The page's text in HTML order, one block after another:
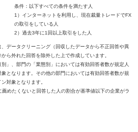
条件：以下すべての条件を満たす人
1）インターネットを利用し、現在裁量トレードでFX
の取引をしている人
2）過去3年に1回以上取引をした人
データクリーニング（回収したデータから不正回答や異
ら外れた回答を除外した上で作成しています。
」、部門の「業態別」においては有効回答者数が規定人
となります。その他の部門においては有効回答者数が規
対象となります。
めたくないと回答した人の割合が基準値以下の企業がラ